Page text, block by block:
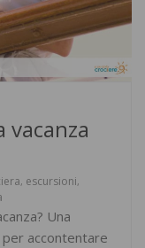
vacanza
, escursioni,
Una
per accontentare